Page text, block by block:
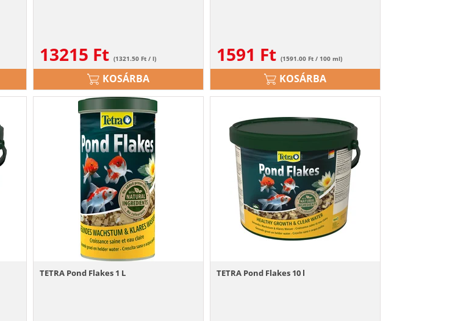
13215 Ft (1321.50 Ft / l)
KOSÁRBA
1591 Ft (1591.00 Ft / 100 ml)
KOSÁRBA
TETRA Pond Flakes 1 L TETRA Pond Flakes 10 l